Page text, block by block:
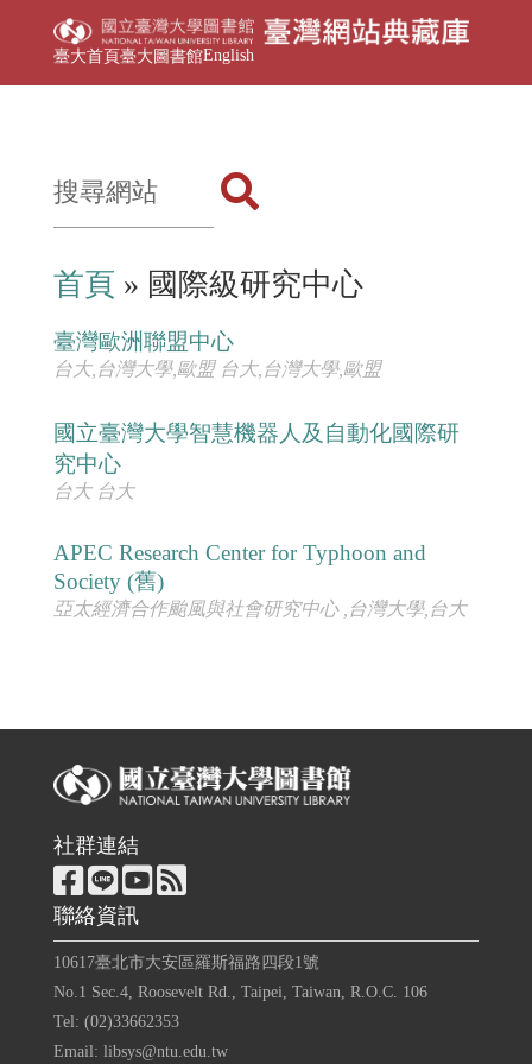
臺大首頁臺大圖書館English
首頁 » 國際級研究中心
臺灣歐洲聯盟中心
台大,台灣大學,歐盟 台大,台灣大學,歐盟
國立臺灣大學智慧機器人及自動化國際研
究中心
台大 台大
APEC Research Center for Typhoon and
Society (舊)
亞太經濟合作颱風與社會研究中心 ,台灣大學,台大
社群連結
聯絡資訊
10617臺北市大安區羅斯福路四段1號
No.1 Sec.4, Roosevelt Rd., Taipei, Taiwan, R.O.C. 106
Tel: (02)33662353
Email: libsys@ntu.edu.tw